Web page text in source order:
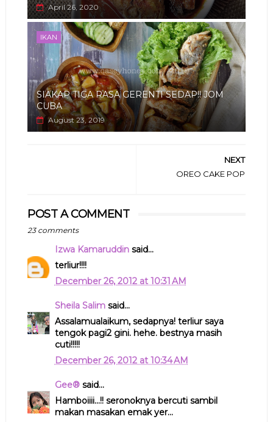
April 26, 2020
IKAN
SIAKAP TIGA RASA GERENTI SEDAP!! JOM
CUBA
August 23, 2019
NEXT
OREO CAKE POP
POST A COMMENT
23 comments
Izwa Kamaruddinsaid...
terliur!!!!
December 26, 2012 at 10:31 AM
Sheila Salimsaid...
Assalamualaikum, sedapnya! terliur saya
tengok pagi2 gini. hehe. bestnya masih
cuti!!!!!
December 26, 2012 at 10:34 AM
Gee®said...
Hamboiiii...!! seronoknya bercuti sambil
makan masakan emak yer...